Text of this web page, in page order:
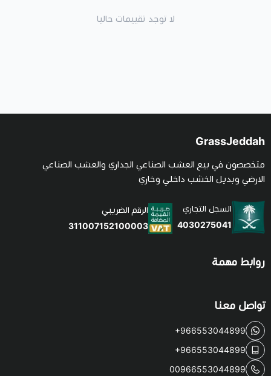
لا توجد تقييمات حاليا
GrassJeddah
متخصصون في بيع العشب الصناعي الجداري والعشب الصناعي
الارضي وبديل الخشب داخلي وخاري
السجل التجاري
4030275041
الرقم الضريبي
311007152100003
روابط مهمة
تواصل معنا
+966553044899
+966553044899
00966553044899